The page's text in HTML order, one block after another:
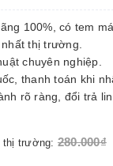
100%, có tem
thị trường.
chuyên nghiệp.
thanh toán khi
rõ ràng, đổi trả
thị trường: 280.000₫